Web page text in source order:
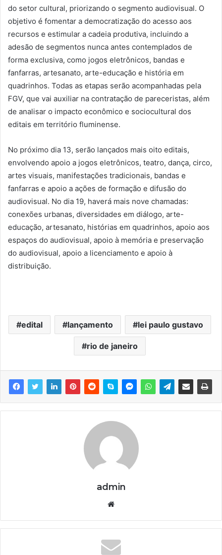
do setor cultural, priorizando o segmento audiovisual. O
objetivo é fomentar a democratização do acesso aos
recursos e estimular a cadeia produtiva, incluindo a
adesão de segmentos nunca antes contemplados de
forma exclusiva, como jogos eletrônicos, bandas e
fanfarras, artesanato, arte-educação e história em
quadrinhos. Todas as etapas serão acompanhadas pela
FGV, que vai auxiliar na contratação de pareceristas, além
de analisar o impacto econômico e sociocultural dos
editais em território fluminense.
No próximo dia 13, serão lançados mais oito editais,
envolvendo apoio a jogos eletrônicos, teatro, dança, circo,
artes visuais, manifestações tradicionais, bandas e
fanfarras e apoio a ações de formação e difusão do
audiovisual. No dia 19, haverá mais nove chamadas:
conexões urbanas, diversidades em diálogo, arte-
educação, artesanato, histórias em quadrinhos, apoio aos
espaços do audiovisual, apoio à memória e preservação
do audiovisual, apoio a licenciamento e apoio à
distribuição.
edital lançamento lei paulo gustavo
rio de janeiro
admin
te